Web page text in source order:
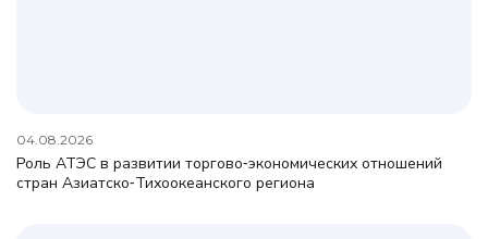
04.08.2026
Роль АТЭС в развитии торгово‑экономических отношений
стран Азиатско‑Тихоокеанского региона